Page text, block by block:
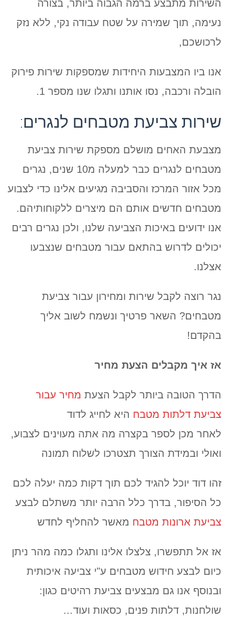
השירות מתבצע ברמה הגבוה ביותר, בצורה
נעימה, תוך שמירה על שטח עבודה נקי, ללא נזק
לרכושכם,
אנו ביו המצבעות היחידות שמספקות שירות פירוק
הובלה ורכבה, נסו אותנו ותגלו שנו מספר 1.
שירות צביעת מטבחים לנגרים:
מצבעת האחים מושלם מספקת שירות צביעת
מטבחים לנגרים כבר למעלה מ10 שנים, נגרים
מכל אזור המרכז והסביבה מגיעים אלינו כדי לצבוע
מטבחים חדשים אותם הם מיצרים ללקוחותיהם.
אנו ידועים באיכות הצביעה שלנו, ולכן נגרים רבים
יכולים לדרוש בהתאם עבור מטבחים שנצבעו
אצלנו.
נגר רוצה לקבל שירות ומחירון עבור צביעת
מטבחים? השאר פרטיך ונשמח לשוב אליך
בהקדם!
אז איך מקבלים הצעת מחיר
הדרך הטובה ביותר לקבל הצעת מחיר עבור
צביעת דלתות מטבח היא לחייג לדוד
לאחר מכן לספר בקצרה מה אתה מעוינים לצבוע,
ואולי ובמידת הצורך תצטרכו לשלוח תמונה
זהו דוד יוכל להגיד לכם תוך דקות כמה יעלה לכם
כל הסיפור, בדרך כלל הרבה יותר משתלם לבצע
צביעת ארונות מטבח מאשר להחליף לחדש
אז אל תתפשרו, צלצלו אלינו ותגלו כמה מהר ניתן
כיום לבצע חידוש מטבחים ע"י צביעה איכותית
ובנוסף אנו גם מבצעים צביעת רהיטים כגון:
שולחנות, דלתות פנים, כסאות ועוד…